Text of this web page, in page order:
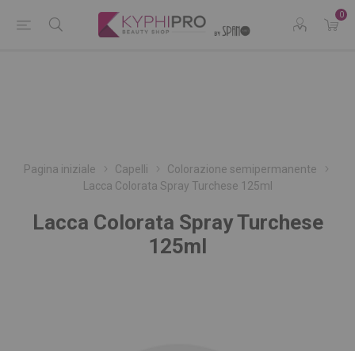
0
Pagina iniziale Capelli
Colorazione semipermanente
Lacca Colorata Spray Turchese 125ml
Lacca Colorata Spray Turchese
125ml